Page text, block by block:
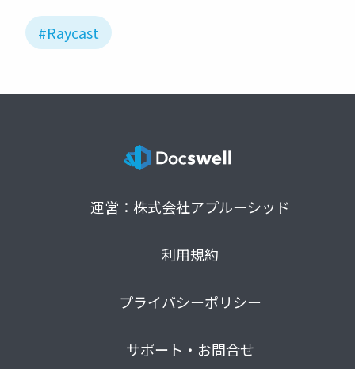
#Raycast
運営：株式会社アプルーシッド
利用規約
プライバシーポリシー
サポート・お問合せ